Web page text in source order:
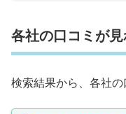
各社の口コミが見
検索結果から、各社の